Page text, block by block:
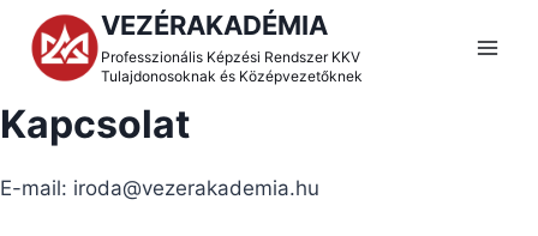
content
VEZÉRAKADÉMIA
Professzionális Képzési Rendszer KKV
Tulajdonosoknak és Középvezetőknek
Kapcsolat
E-mail: iroda@vezerakademia.hu